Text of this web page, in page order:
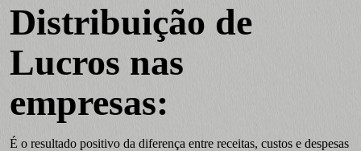
Distribuição de
Lucros nas
empresas:
É o resultado positivo da diferença entre receitas, custos e despesas